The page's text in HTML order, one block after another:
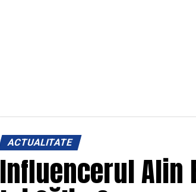
ACTUALITATE
Influencerul Alin